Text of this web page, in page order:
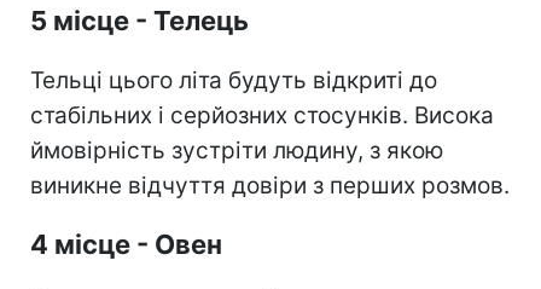
5 місце - Телець
Тельці цього літа будуть відкриті до
стабільних і серйозних стосунків. Висока
ймовірність зустріти людину, з якою
виникне відчуття довіри з перших розмов.
4 місце - Овен